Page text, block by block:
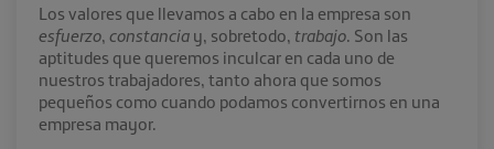
Los valores que llevamos a cabo en la empresa son
esfuerzo, constancia y, sobretodo, trabajo. Son las
aptitudes que queremos inculcar en cada uno de
nuestros trabajadores, tanto ahora que somos
pequeños como cuando podamos convertirnos en una
empresa mayor.